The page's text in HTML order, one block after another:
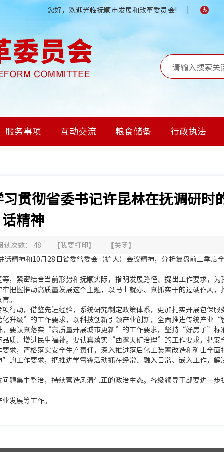
您好，欢迎光临抚顺市发展和改革委员会! |
服务事项 互动交流 粮食储备 行政执法
贯彻省委书记许昆林在抚调研时
话精神
读次数： 48 【我要打印】 【关闭】
精神和10月28日省委常委会（扩大）会议精神，分析复盘前三季度
，紧密结合当前形势和抚顺实际，指明发展路径、提出工作要求，
把握推动高质量发展这个主题，以马上就办、真抓实干的过硬作风
。
动，借鉴先进经验，系统研究制定政策体系，更加扎实开展包保服
升级”的工作要求，以科技创新引领产业创新，全面推进传统产业
要认真落实“高质量开展城市更新”的工作要求，坚持“好房子”标
质、增进民生福祉。要认真落实“西露天矿治理”的工作要求，把安
，严格落实安全生产责任，深入推进落后化工装置改造和矿山全面
工作要求，把推进学雷锋活动抓在经常、融入日常、嵌入工作，
题集中整治，持续营造风清气正的政治生态。各级领导干部要进一
发展等工作。